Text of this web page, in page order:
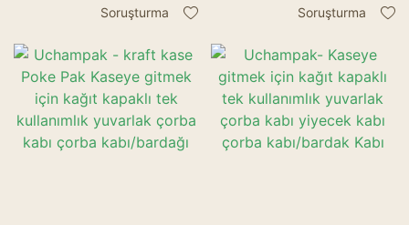
Çorba Kaseleri, PP
Kapları Konteyner
Soruşturma
Kullanımlık Çorba
Ücretsiz Parti
Malzemeleri
Soruşturma